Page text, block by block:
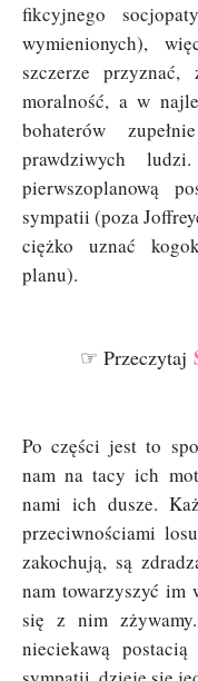
fikcyjnego
wymienionych),
szczerze
moralność, a w
bohaterów
prawdziwych
pierwszoplanową
sympatii (poza
ciężko uznać
planu).
☞ Przeczytaj
Po części jest to
nam na tacy ich
nami ich dusze.
przeciwnościami
zakochują, są
nam towarzyszyć im
się z nim
nieciekawą